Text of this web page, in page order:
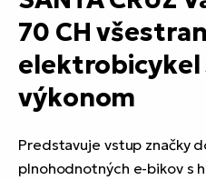
70 CH
elektrobicykel
výkonom
Predstavuje vstup značky
plnohodnotných e-bikov s